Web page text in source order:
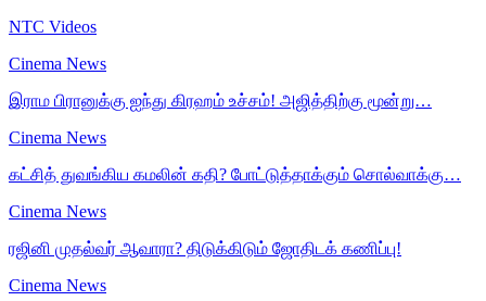
NTC Videos
Cinema News
இராம பிரானுக்கு ஐந்து கிரஹம் உச்சம்! அஜித்திற்கு மூன்று…
Cinema News
கட்சித் துவங்கிய கமலின் கதி? போட்டுத்தாக்கும் சொல்வாக்கு…
Cinema News
ரஜினி முதல்வர் ஆவாரா? திடுக்கிடும் ஜோதிடக் கணிப்பு!
Cinema News